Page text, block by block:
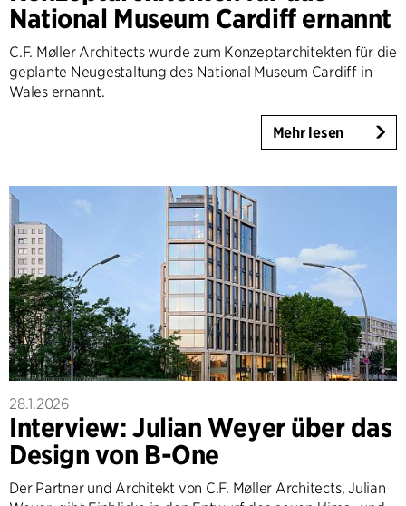
National Museum Cardiff ernannt
C.F. Møller Architects wurde zum Konzeptarchitekten für die
geplante Neugestaltung des National Museum Cardiff in
Wales ernannt.
Mehr lesen
28.1.2026
Interview: Julian Weyer über das
Design von B-One
Der Partner und Architekt von C.F. Møller Architects, Julian